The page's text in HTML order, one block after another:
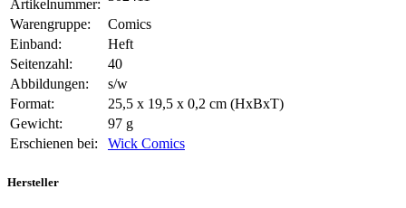
Artikelnummer:
Warengruppe:
Comics
Einband:
Heft
Seitenzahl:
40
Abbildungen:
s/w
Format:
25,5 x 19,5 x 0,2 cm (HxBxT)
Gewicht:
97 g
Erschienen bei:
Wick Comics
Hersteller